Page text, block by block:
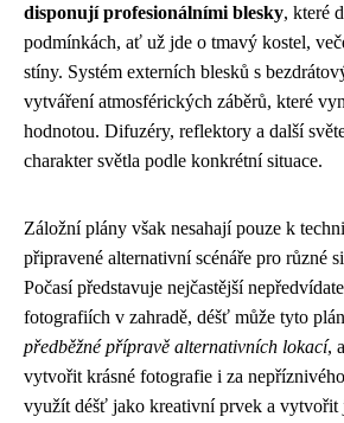
disponují profesionálními blesky, které
podmínkách, ať už jde o tmavý kostel,
stíny. Systém externích blesků s
vytváření atmosférických záběrů, které
hodnotou. Difuzéry, reflektory a další
charakter světla podle konkrétní situace.
Záložní plány však nesahají pouze k
připravené alternativní scénáře pro různé
Počasí představuje nejčastější
fotografiích v zahradě, déšť může tyto
předběžné přípravě alternativních lokací,
vytvořit krásné fotografie i za
využít déšť jako kreativní prvek a vytvořit